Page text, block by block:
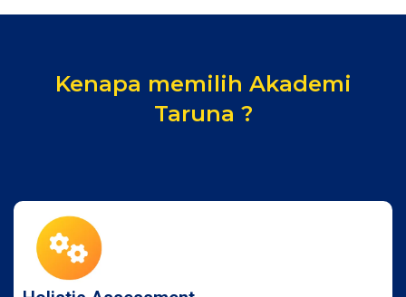
Kenapa memilih Akademi
Taruna ?